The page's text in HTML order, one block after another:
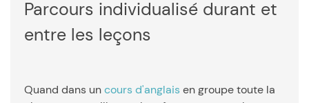
Parcours individualisé durant et
entre les leçons
Quand dans uncours d'anglaisen groupe toute la